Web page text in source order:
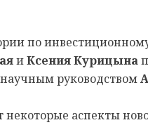
по
иКсения Курицына
руководством
аспекты